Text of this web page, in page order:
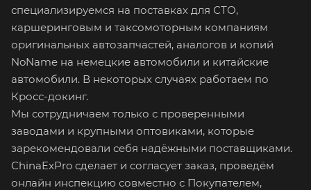
специализируемся на поставках для СТО,
каршеринговым и таксомоторным компаниям
оригинальных автозапчастей, аналогов и копий
NoName на немецкие автомобили и китайские
автомобили. В некоторых случаях работаем по
Кросс-докинг.
Мы сотрудничаем только с проверенными
заводами и крупными оптовиками, которые
зарекомендовали себя надёжными поставщиками.
ChinaExPro сделает и согласует заказ, проведём
онлайн инспекцию совместно с Покупателем,